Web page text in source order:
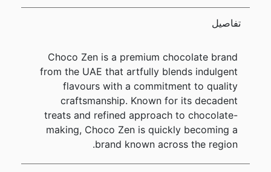
تفاصيل
Choco Zen is a premium chocolate brand
from the UAE that artfully blends indulgent
flavours with a commitment to quality
craftsmanship. Known for its decadent
treats and refined approach to chocolate-
making, Choco Zen is quickly becoming a
brand known across the region.